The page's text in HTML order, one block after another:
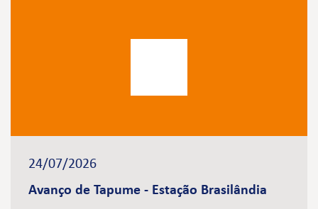
24/07/2026
Avanço de Tapume - Estação Brasilândia